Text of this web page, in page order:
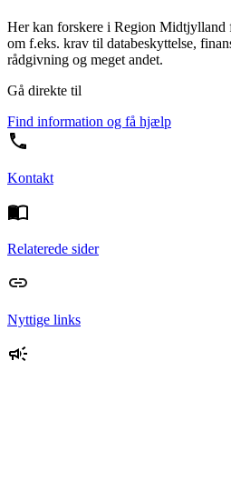
Her kan forskere i Region
om f.eks. krav til databeskyttelse,
rådgivning og meget andet.
Gå direkte til
Find information og få hjælp
Kontakt
Relaterede sider
Nyttige links